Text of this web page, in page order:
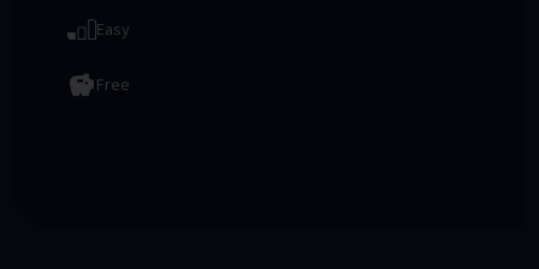
Easy
Free